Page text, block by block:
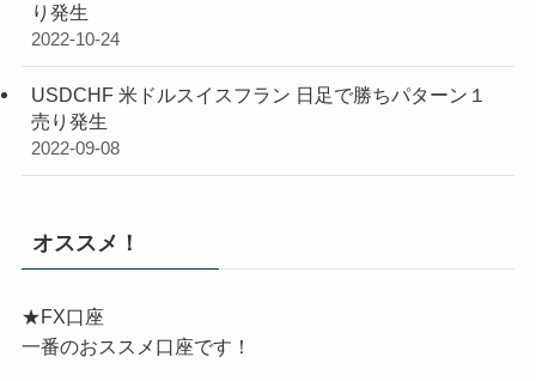
り発生
2022-10-24
USDCHF 米ドルスイスフラン 日足で勝ちパターン１
売り発生
2022-09-08
オススメ！
★FX口座
一番のおススメ口座です！